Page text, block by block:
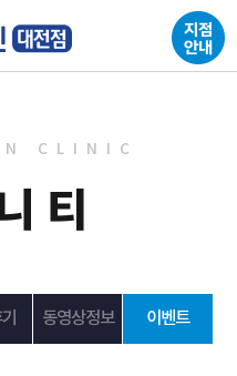
CLINIC
티
동영상정보 이벤트